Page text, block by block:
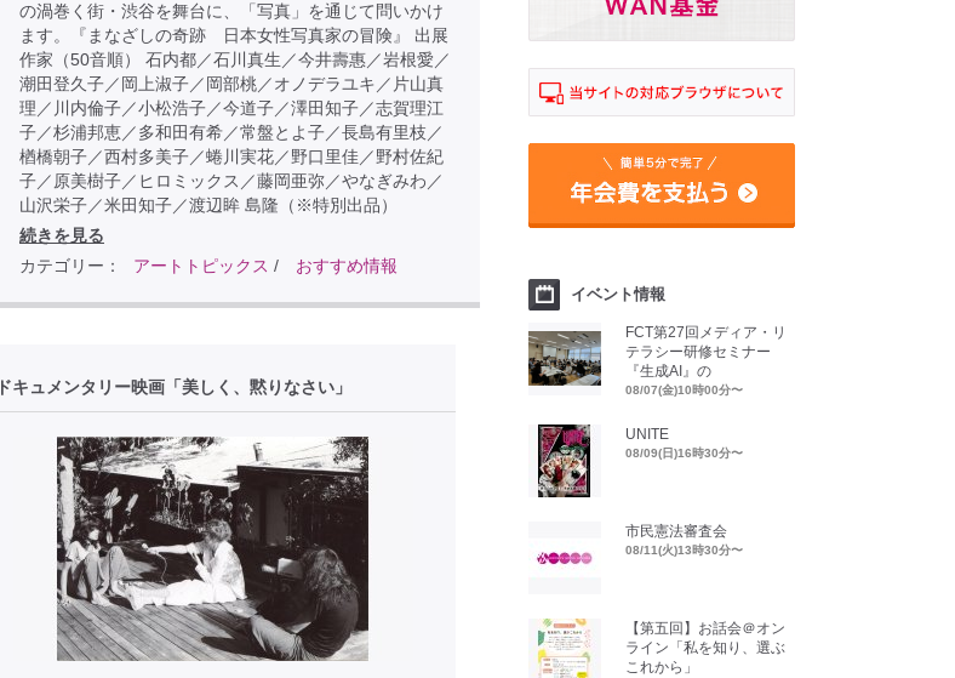
の渦巻く街・渋谷を舞台に、「写真」を通じて問いかけ
ます。『まなざしの奇跡 日本女性写真家の冒険』 出展
作家（50音順） 石内都／石川真生／今井壽惠／岩根愛／
潮田登久子／岡上淑子／岡部桃／オノデラユキ／片山真
理／川内倫子／小松浩子／今道子／澤田知子／志賀理江
子／杉浦邦恵／多和田有希／常盤とよ子／長島有里枝／
楢橋朝子／西村多美子／蜷川実花／野口里佳／野村佐紀
子／原美樹子／ヒロミックス／藤岡亜弥／やなぎみわ／
山沢栄子／米田知子／渡辺眸 島隆（※特別出品）
続きを見る
カテゴリー：
アートトピックス / おすすめ情報
ドキュメンタリー映画「美しく、黙りなさい」
イベント情報
FCT第27回メディア・リ
テラシー研修セミナー
『生成AI』の
08/07(金)10時00分〜
UNITE
08/09(日)16時30分〜
市民憲法審査会
08/11(火)13時30分〜
【第五回】お話会＠オン
ライン「私を知り、選ぶ
これから」